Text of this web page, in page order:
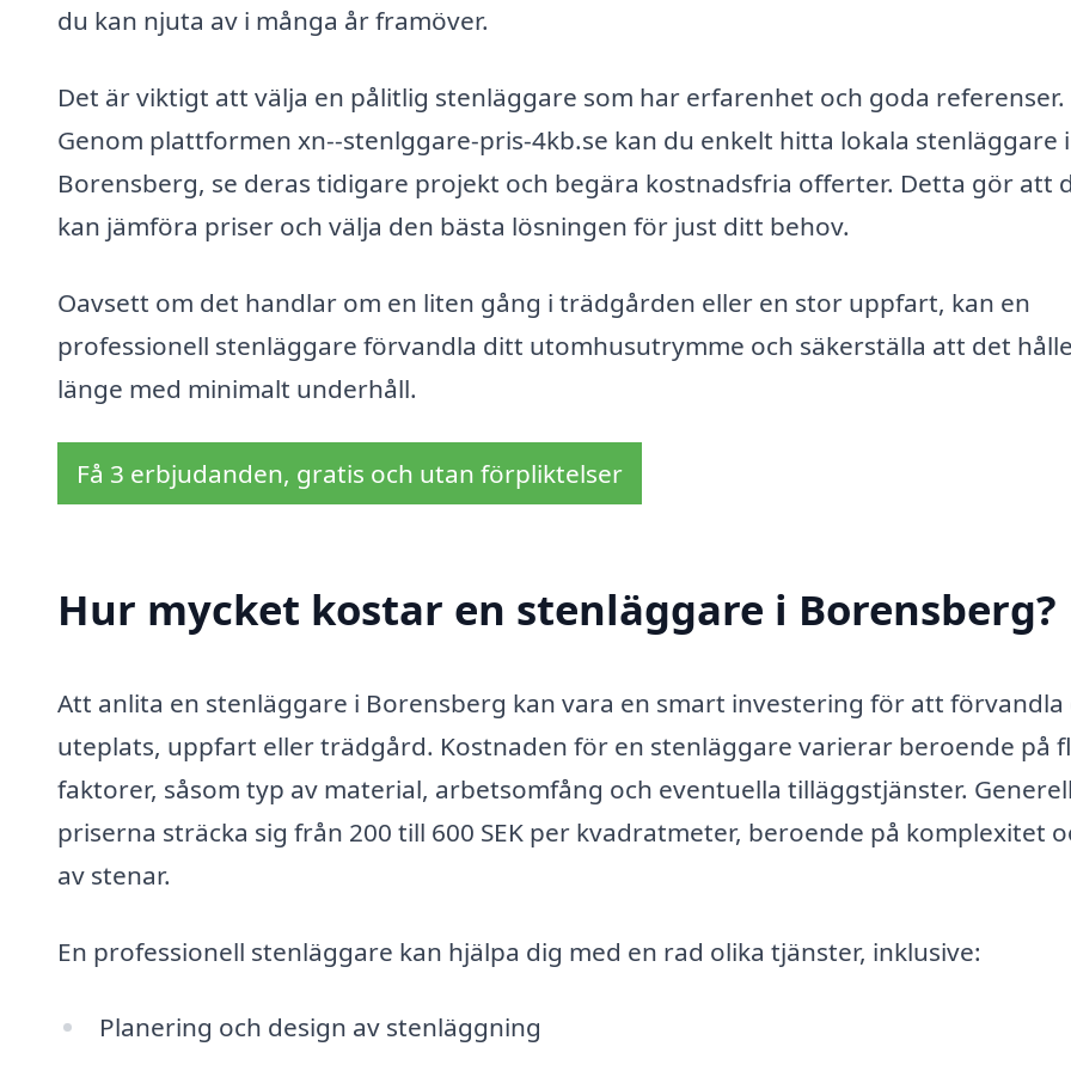
du kan njuta av i många år framöver.
Det är viktigt att välja en pålitlig stenläggare som har erfarenhet och goda referenser.
Genom plattformen xn--stenlggare-pris-4kb.se kan du enkelt hitta lokala stenläggare i
Borensberg, se deras tidigare projekt och begära kostnadsfria offerter. Detta gör att
kan jämföra priser och välja den bästa lösningen för just ditt behov.
Oavsett om det handlar om en liten gång i trädgården eller en stor uppfart, kan en
professionell stenläggare förvandla ditt utomhusutrymme och säkerställa att det
länge med minimalt underhåll.
Få 3 erbjudanden, gratis och utan förpliktelser
Hur mycket kostar en stenläggare i Borensberg?
Att anlita en stenläggare i Borensberg kan vara en smart investering för att förvandla
uteplats, uppfart eller trädgård. Kostnaden för en stenläggare varierar beroende på
faktorer, såsom typ av material, arbetsomfång och eventuella tilläggstjänster.
priserna sträcka sig från 200 till 600 SEK per kvadratmeter, beroende på komplexitet
av stenar.
En professionell stenläggare kan hjälpa dig med en rad olika tjänster, inklusive:
Planering och design av stenläggning